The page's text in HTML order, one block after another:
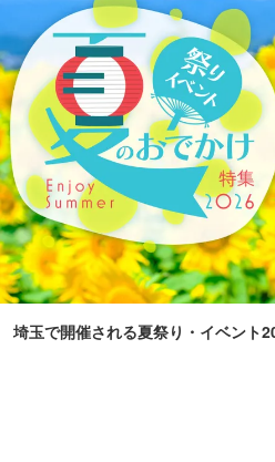
埼玉で開催される夏祭り・イベント